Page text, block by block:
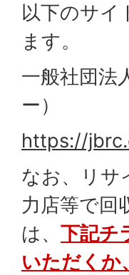
以下のサイ
ます。
一般社団法
ー）
https://
なお、リサ
力店等で回
は、 下記チ
いただくか